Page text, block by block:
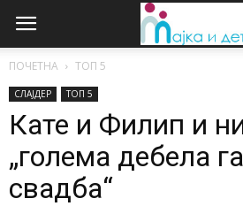
ПОЧЕТНА ТОП 5
СЛАЈДЕР ТОП 5
Кате и Филип и
„голема дебела
свадба“